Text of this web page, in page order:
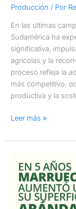
Producción / Por
En las últimas
Sudamérica ha
significativa,
agrícolas y la
proceso refleja la
más competitivo,
productiva y la
Leer más »
cinco
años,
superficie